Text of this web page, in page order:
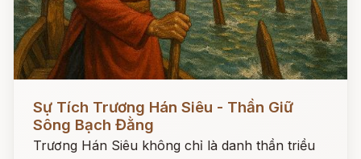
Sự Tích Trương Hán Siêu - Thần Giữ
Sông Bạch Đằng
Trương Hán Siêu không chỉ là danh thần triều